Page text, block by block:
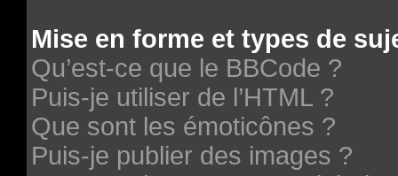
Mise en forme et types de
Qu’est-ce que le BBCode ?
Puis-je utiliser de l’HTML ?
Que sont les émoticônes ?
Puis-je publier des images ?